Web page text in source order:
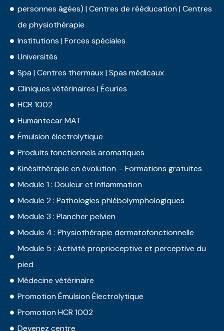
personnes âgées) | Centres de rééducation | Centres
de physiothérapie
Institutions | Forces spéciales
Universités
Spa | Centres thermaux | Spas médicaux
Cliniques vétérinaires | Écuries
HCR 1002
Humantecar MAT
Émulsion électrolytique
Produits fonctionnels aromatiques
Kinésithérapie en évolution – Formations gratuites
Module 1 : Douleur et Inflammation
Module 2 : Pathologies phlébolymphologiques
Module 3 : Plancher pelvien
Module 4 : Physiothérapie dermatofonctionnelle
Module 5 : Activité proprioceptive et perceptive du
pied
Médecine vétérinaire
Promotion Émulsion Électrolytique
Promotion HCR 1002
Devenez centre